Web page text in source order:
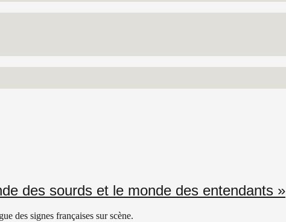
des sourds et le monde des entendants »
des signes françaises sur scène.